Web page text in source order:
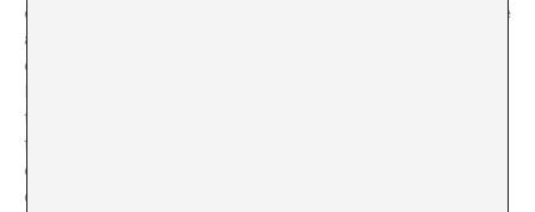
quién-cuándo-dónde), es la tarea que la historia del arte
argentino se ha dado a sí misma, quizás como conato
de una polémica con Hegel (a quien se atribuye el
latiguillo de que “si los hechos no se adecuan a la
teoría, peor para ellos”). La tecnocracia del archivo ha
formado un gusto, algo parecido a la pornografía con
documentos: es un gusto puramente acumulativo, una
entrega a los hechos que no se pierde la tarde